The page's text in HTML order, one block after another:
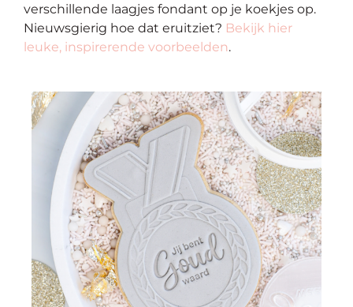
verschillende laagjes fondant op je koekjes op.
Nieuwsgierig hoe dat eruitziet? Bekijk hier
leuke, inspirerende voorbeelden.